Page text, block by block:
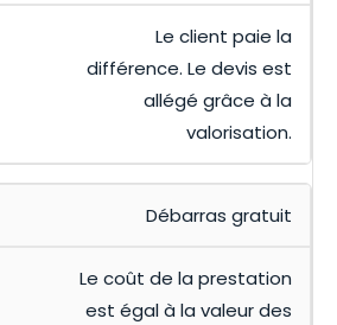
Le client paie la
différence. Le devis est
allégé grâce à la
valorisation.
Débarras gratuit
Le coût de la prestation
est égal à la valeur des